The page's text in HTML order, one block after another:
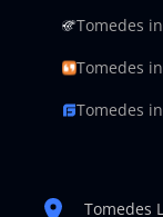
Tomedes
Tomedes
Tomedes
Tomedes